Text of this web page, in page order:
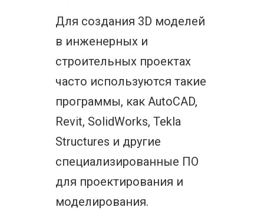
Для создания 3D моделей
в инженерных и
строительных проектах
часто используются такие
программы, как AutoCAD,
Revit, SolidWorks, Tekla
Structures и другие
специализированные ПО
для проектирования и
моделирования.